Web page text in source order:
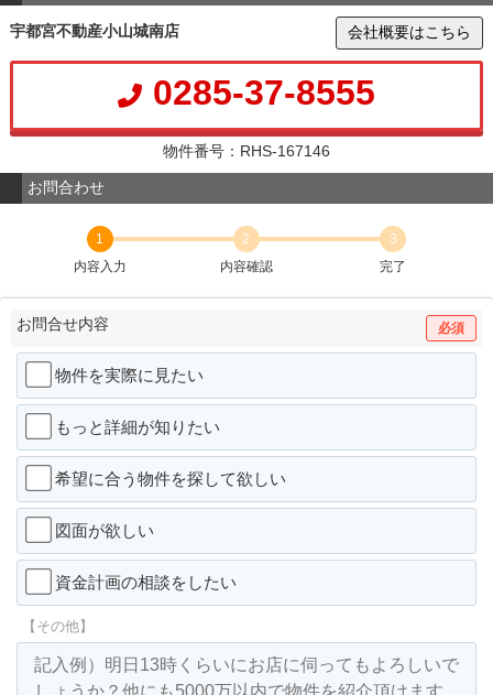
宇都宮不動産小山城南店 会社概要はこちら
0285-37-8555
物件番号：RHS-167146
お問合わせ
1
内容入力
2
内容確認
3
完了
お問合せ内容 必須
物件を実際に見たい
もっと詳細が知りたい
希望に合う物件を探して欲しい
図面が欲しい
資金計画の相談をしたい
【その他】